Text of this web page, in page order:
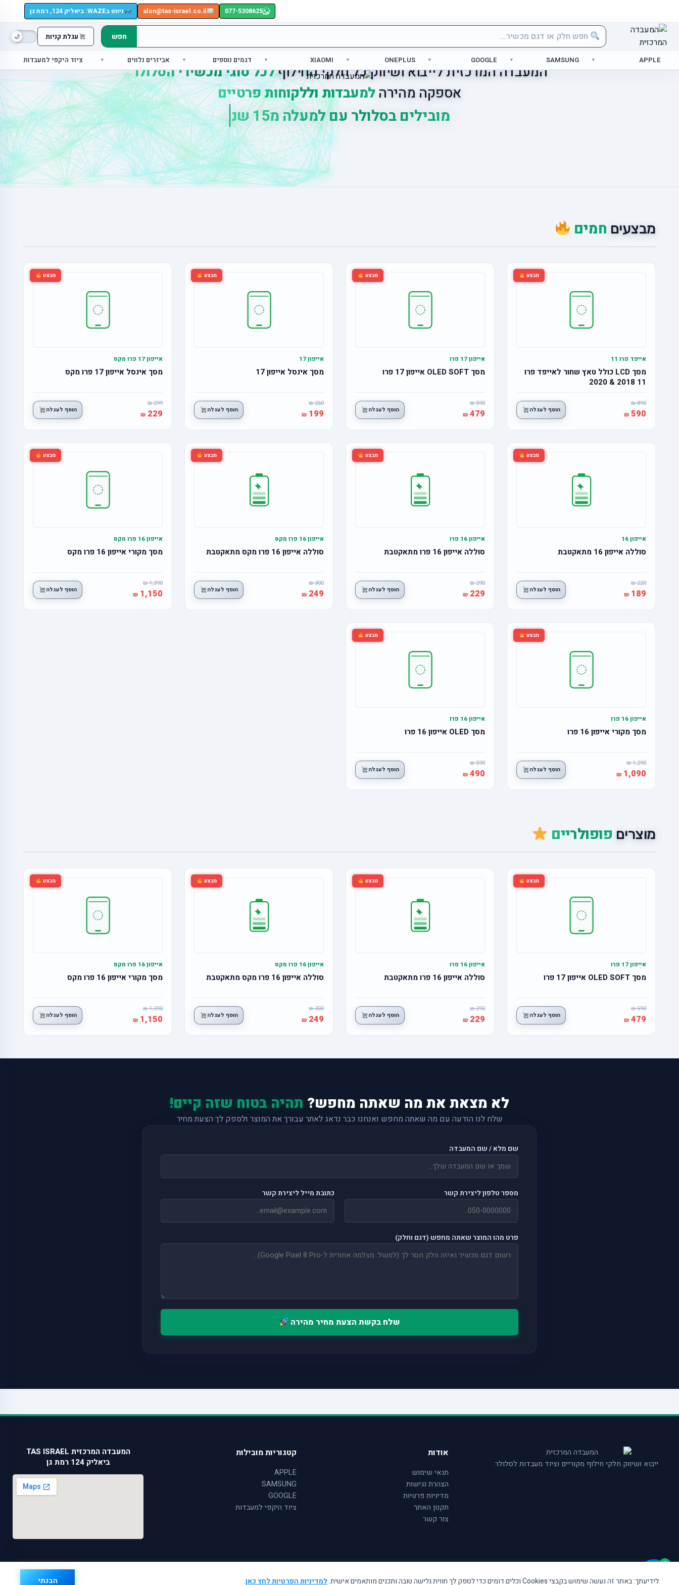
לידיעתך: באתר זה נעשה שימוש בקבצי Cookies וכלים דומים כדי לספק לך חווית גלישה טובה ותכנים מותאמים אישית. למדיניות הפרטיות לחץ כאן. הבנתי
077-5308625
alon@tas-israel.co.il ניווט בWAZE: ביאליק 124, רמת גן
עגלת קניות חפש
APPLE
SAMSUNG
GOOGLE
ONEPLUS
XIAOMI דגמים נוספים אביזרים נלווים ציוד היקפי למעבדות
המעבדה המרכזית לייבוא ושיווק כל חלקי החילוףלכל סוגי מכשירי הסלולר
אספקה מהירהלמעבדות וללקוחות פרטיים
ביליםבסלולר עם למעלהמ 15 שנותניס|
מבצעים חמים
מבצע
אייפד פרו 11
מסך LCD כולל טאץ שחור לאייפד פרו
11 2018 & 2020
890
590 הוסף לעגלה
מבצע
אייפון 17 פרו
מסך OLED SOFT אייפון 17 פרו
590
479 הוסף לעגלה
מבצע
אייפון 17
מסך אינסל אייפון 17
260
199 הוסף לעגלה
מבצע
אייפון 17 פרו מקס
מסך אינסל אייפון 17 פרו מקס
299
229 הוסף לעגלה
מבצע
אייפון 16
סוללה אייפון 16 מתאקטבת
220
189 הוסף לעגלה
מבצע
אייפון 16 פרו
סוללה אייפון 16 פרו מתאקטבת
290
229 הוסף לעגלה
מבצע
אייפון 16 פרו מקס
סוללה אייפון 16 פרו מקס מתאקטבת
300
249 הוסף לעגלה
מבצע
אייפון 16 פרו מקס
מסך מקורי אייפון 16 פרו מקס
1,390
1,150 הוסף לעגלה
מבצע
אייפון 16 פרו
מסך מקורי אייפון 16 פרו
1,290
1,090 הוסף לעגלה
מבצע
אייפון 16 פרו
מסך OLED אייפון 16 פרו
590
490 הוסף לעגלה
מוצרים פופולריים
מבצע
אייפון 17 פרו
מסך OLED SOFT אייפון 17 פרו
590
479 הוסף לעגלה
מבצע
אייפון 16 פרו
סוללה אייפון 16 פרו מתאקטבת
290
229 הוסף לעגלה
מבצע
אייפון 16 פרו מקס
סוללה אייפון 16 פרו מקס מתאקטבת
300
249 הוסף לעגלה
מבצע
אייפון 16 פרו מקס
מסך מקורי אייפון 16 פרו מקס
1,390
1,150 הוסף לעגלה
לא מצאת את מה שאתה מחפש? תהיה בטוח שזה קיים!
שלח לנו הודעה עם מה שאתה מחפש ואנחנו כבר נדאג לאתר עבורך את המוצר ולספק לך הצעת מחיר
שם מלא / שם המעבדה
מספר טלפון ליצירת קשר כתובת מייל ליצירת קשר
פרט מהו המוצר שאתה מחפש (דגם וחלק)
שלח בקשת הצעת מחיר מהירה
ייבוא ושיווק חלקי חילוף מקוריים וציוד מעבדות לסלולר.
אודות
תנאי שימוש
הצהרת נגישות
מדיניות פרטיות
תקנון האתר
צור קשר
קטגוריות מובילות
APPLE
SAMSUNG
GOOGLE
ציוד היקפי למעבדות
המעבדה המרכזית TAS ISRAEL
ביאליק 124 רמת גן
© המעבדה המרכזית TAS ISRAEL. כל הזכויות שמורות.
0